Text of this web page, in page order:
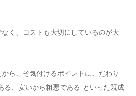
く、コストも大切にしているのが大
らこそ気付けるポイントにこだわり
る、安いから粗悪である”といった既成